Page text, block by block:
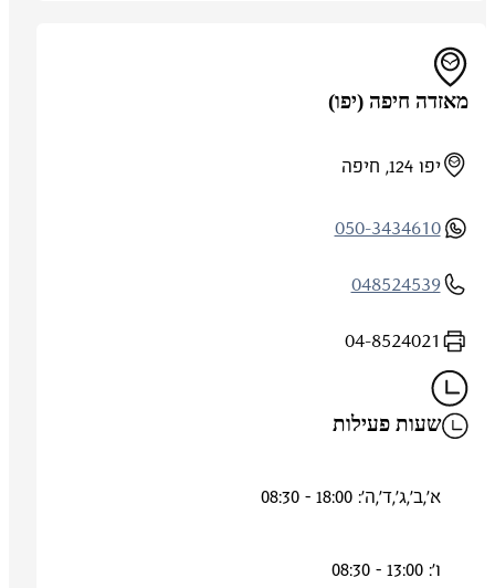
מאזדה חיפה (יפו)
יפו 124, חיפה
050-3434610
048524539
04-8524021
שעות פעילות
א',ב',ג',ד',ה': 18:00 - 08:30